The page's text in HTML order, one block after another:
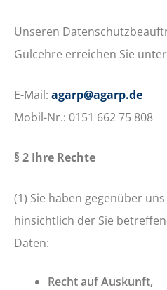
Unseren
Gülcehre erreichen Sie
E-Mail: agarp@agarp.de
Mobil-Nr.: 0151 662 75 808
§ 2 Ihre Rechte
(1) Sie haben gegenüber
hinsichtlich der Sie
Daten:
Recht auf Auskunft,